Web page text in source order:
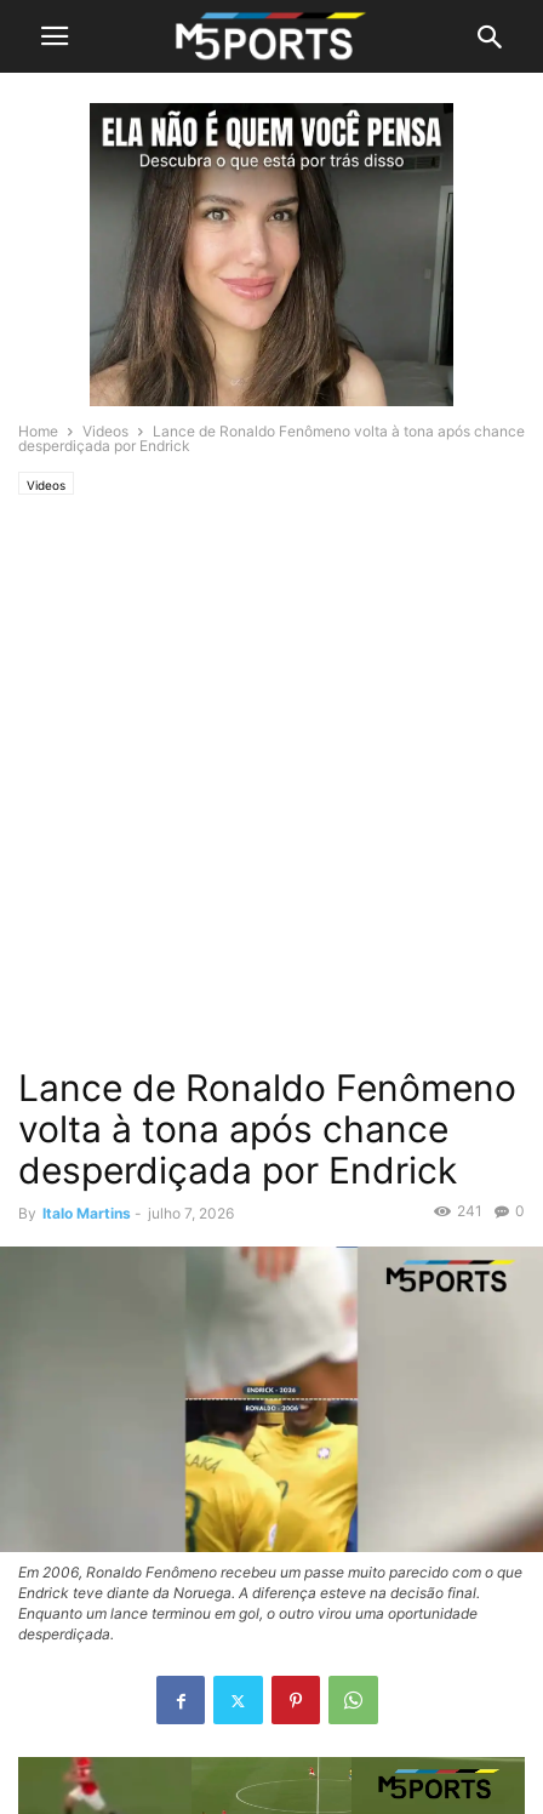
Home Videos
Lance de Ronaldo Fenômeno volta à tona após chance
desperdiçada por Endrick
Videos
Lance de Ronaldo Fenômeno
volta à tona após chance
desperdiçada por Endrick
By Italo Martins - julho 7, 2026 0
241
Em 2006, Ronaldo Fenômeno recebeu um passe muito parecido com o que
Endrick teve diante da Noruega. A diferença esteve na decisão final.
Enquanto um lance terminou em gol, o outro virou uma oportunidade
desperdiçada.
Tocador